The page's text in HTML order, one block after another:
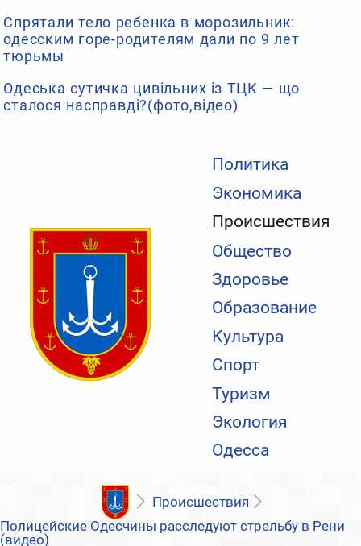
Политика
Экономика
Происшествия
Общество
Здоровье
Образование
Культура
Спорт
Туризм
Экология
Одесса
Спрятали тело ребенка в морозильник:
одесским горе-родителям дали по 9 лет
тюрьмы
Одеська сутичка цивільних із ТЦК — що
сталося насправді?(фото,відео)
Происшествия
Полицейские Одесчины расследуют стрельбу в Рени
(видео)